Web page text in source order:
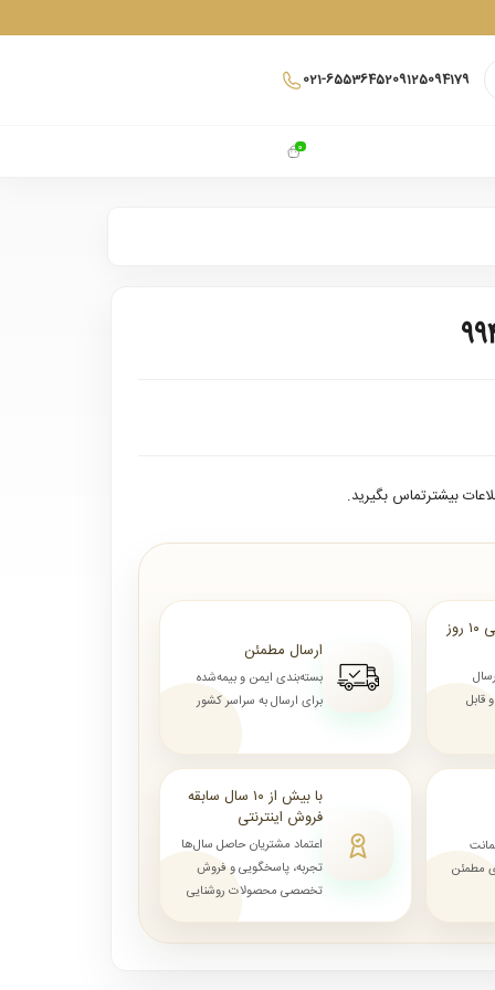
021-6553645209125094179
0
بیشترتماس بگیرید.
ارسال از ۷ روز الی ۱۰ روز
ارسال مطمئن
بسته‌بندی ایمن و بیمه‌شده
برای ارسال به سراسر کشور
مطمئن
با بیش از ۱۰ سال سابقه
فروش اینترنتی
اعتماد مشتریان حاصل سال‌ها
تجربه، پاسخگویی و فروش
تخصصی محصولات روشنایی